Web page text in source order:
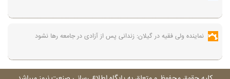
نماینده ولی فقیه در گیلان: زندانی پس از آزادی در جامعه رها نشود